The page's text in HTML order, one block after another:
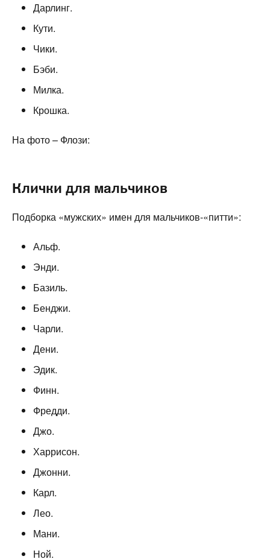
Дарлинг.
Кути.
Чики.
Бэби.
Милка.
Крошка.
На фото – Флози:
Клички для мальчиков
Подборка «мужских» имен для мальчиков-«питти»:
Альф.
Энди.
Базиль.
Бенджи.
Чарли.
Дени.
Эдик.
Финн.
Фредди.
Джо.
Харрисон.
Джонни.
Карл.
Лео.
Мани.
Ной.